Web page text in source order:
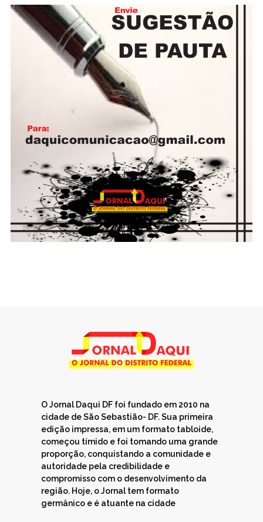
O Jornal Daqui DF foi fundado em 2010 na
cidade de São Sebastião- DF. Sua primeira
edição impressa, em um formato tabloide,
começou tímido e foi tomando uma grande
proporção, conquistando a comunidade e
autoridade pela credibilidade e
compromisso com o desenvolvimento da
região. Hoje, o Jornal tem formato
germânico e é atuante na cidade